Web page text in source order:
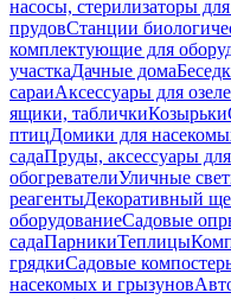
насосы, стерилизаторы
прудовСтанции
комплектующие для
участкаДачные дома
сараиАксессуары для
ящики, табличкиКозырьки
птицДомики для
садаПруды, аксессуары
обогревателиУличные
реагентыДекоративный
оборудованиеСадовые
садаПарникиТеплицы
грядкиСадовые
насекомых и грызунов